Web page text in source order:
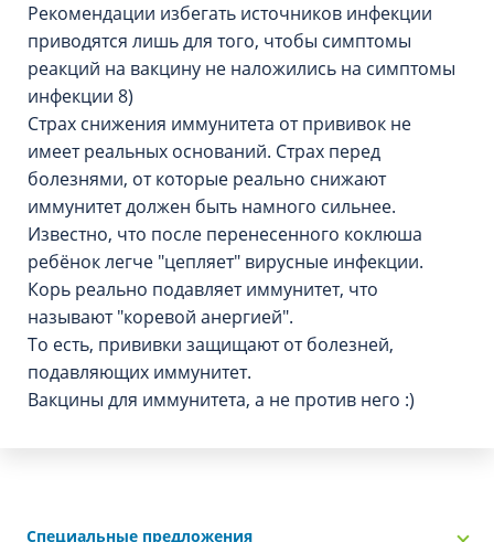
Рекомендации избегать источников инфекции
приводятся лишь для того, чтобы симптомы
реакций на вакцину не наложились на симптомы
инфекции 8)
Страх снижения иммунитета от прививок не
имеет реальных оснований. Страх перед
болезнями, от которые реально снижают
иммунитет должен быть намного сильнее.
Известно, что после перенесенного коклюша
ребёнок легче "цепляет" вирусные инфекции.
Корь реально подавляет иммунитет, что
называют "коревой анергией".
То есть, прививки защищают от болезней,
подавляющих иммунитет.
Вакцины для иммунитета, а не против него :)
Специальные предложения